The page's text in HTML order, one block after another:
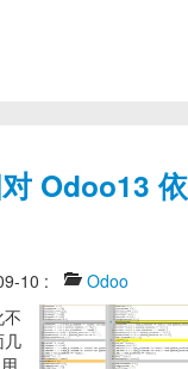
Odoo13
10 :
Odoo
几